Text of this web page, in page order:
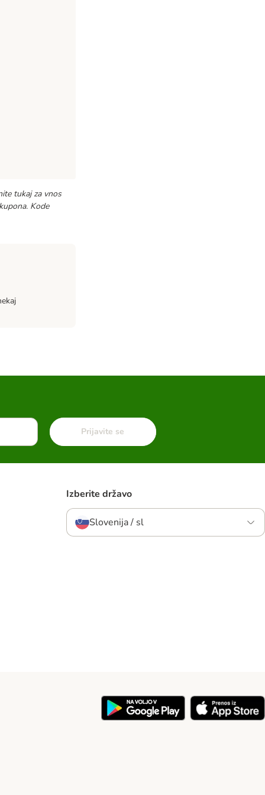
tukaj za vnos
Kode
Prijavite se
Izberite državo
Slovenija / sl